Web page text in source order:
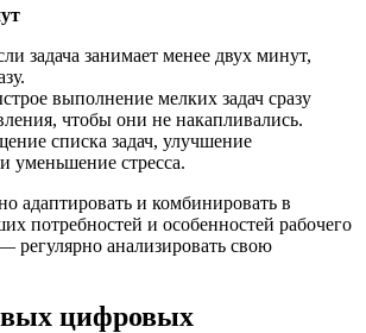
задача занимает менее двух минут,
выполнение мелких задач сразу
чтобы они не накапливались.
списка задач, улучшение
уменьшение стресса.
адаптировать и комбинировать в
потребностей и особенностей рабочего
регулярно анализировать свою
цифровых